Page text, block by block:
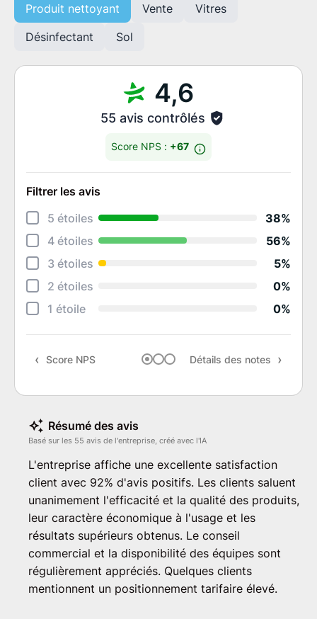
Produit nettoyant
Vente
Vitres
Désinfectant
Sol
4,6
55 avis contrôlés
Score NPS : +67
Filtrer les avis
5 étoiles
38%
4 étoiles
56%
3 étoiles
5%
2 étoiles
0%
1 étoile
0%
Score NPS Détails des notes
Résumé des avis
Basé sur les 55 avis de l'entreprise, créé avec l'IA
L'entreprise affiche une excellente satisfaction
client avec 92% d'avis positifs. Les clients saluent
unanimement l'efficacité et la qualité des produits,
leur caractère économique à l'usage et les
résultats supérieurs obtenus. Le conseil
commercial et la disponibilité des équipes sont
régulièrement appréciés. Quelques clients
mentionnent un positionnement tarifaire élevé.